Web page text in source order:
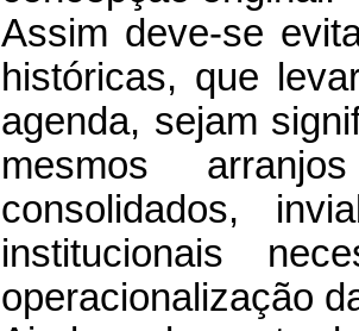
Assim deve-se
históricas, que
agenda, sejam
mesmos
consolidados,
institucionais
operacionalização